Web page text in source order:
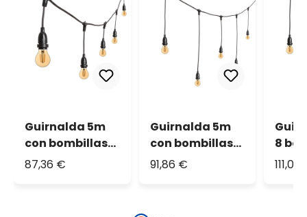
Guirnalda 5m
con bombillas
led colgantes
87,36 €
Guirnalda 5m
con bombillas
led colgantes
91,86 €
8